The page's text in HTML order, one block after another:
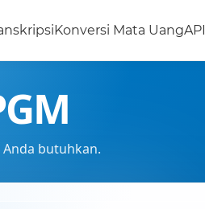
Konversi Mata UangAPI
butuhkan.